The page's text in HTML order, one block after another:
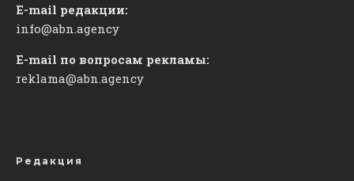
E-mail редакции:
info@abn.agency
E-mail по вопросам рекламы:
reklama@abn.agency
Редакция